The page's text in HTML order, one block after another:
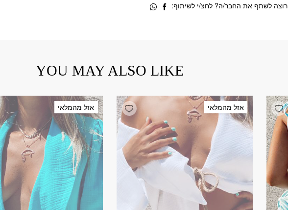
רוצה לשתף את החבר/ה? לחצ/י לשיתוף:
YOU MAY ALSO LIKE
Add wishlist
Add wishlist אזל מהמלאי אזל מהמלאי